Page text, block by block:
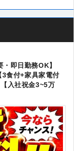
即日勤務OK】
3食付+家具家電付
入社祝金3~5万